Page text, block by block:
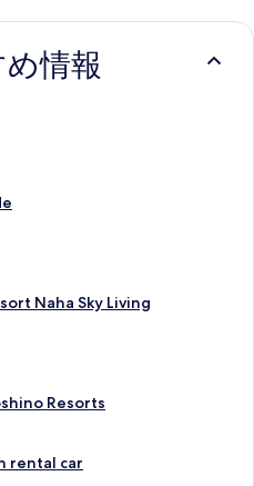
情報
Naha Sky Living
Resorts
rental car